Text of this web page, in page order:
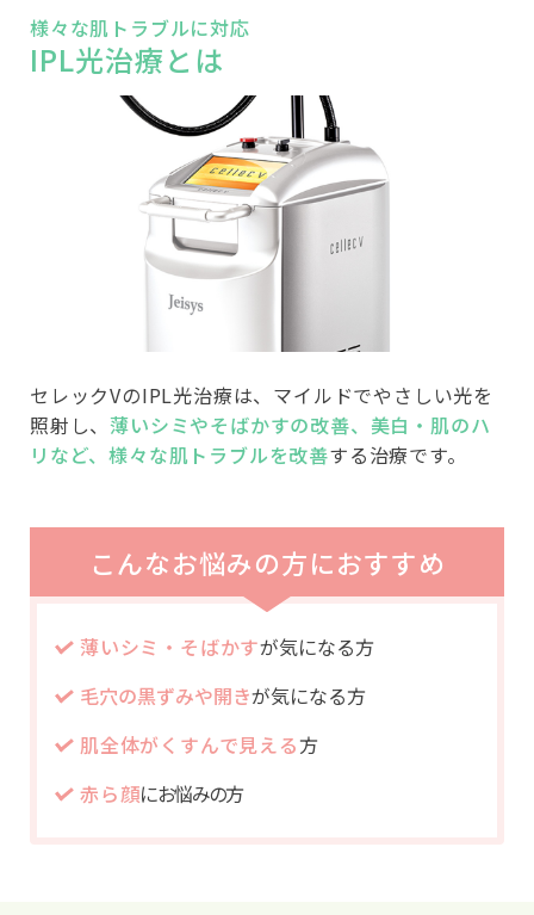
様々な肌トラブルに対応
IPL光治療とは
セレックVのIPL光治療は、マイルドでやさしい光を
照射し、薄いシミやそばかすの改善、美白・肌のハ
リなど、様々な肌トラブルを改善する治療です。
こんなお悩みの方におすすめ
薄いシミ・そばかすが気になる方
毛穴の黒ずみや開きが気になる方
肌全体がくすんで見える方
赤ら顔にお悩みの方